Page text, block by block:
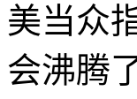
美当众
会沸腾